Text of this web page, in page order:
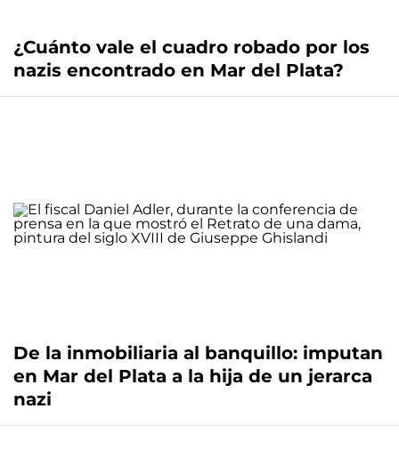
¿Cuánto vale el cuadro robado por los
nazis encontrado en Mar del Plata?
De la inmobiliaria al banquillo: imputan
en Mar del Plata a la hija de un jerarca
nazi